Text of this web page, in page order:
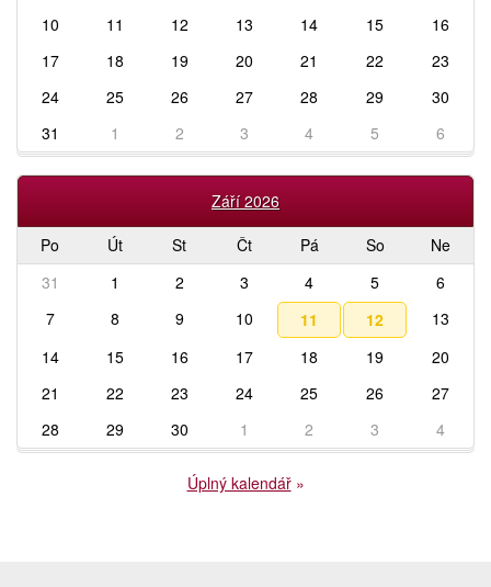
10
11 12 13 14 15
16
17
18 19 20 21 22
23
24
25 26 27 28 29
30
31
1 2 3 4 5 6
Září 2026
Po
Út St Čt Pá So
Ne
31
1 2 3 4 5
6
7
8 9 10 11 12
13
14
15 16 17 18 19
20
21
22 23 24 25 26
27
28
29 30 1 2 3 4
Úplný kalendář»